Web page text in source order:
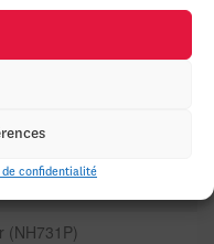
de confidentialité
(NH731P)